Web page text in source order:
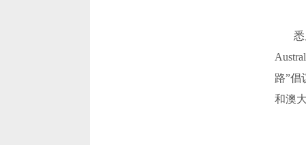
悉尼
路”倡
和澳